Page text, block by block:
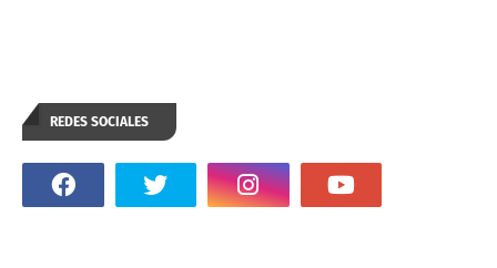
REDES SOCIALES